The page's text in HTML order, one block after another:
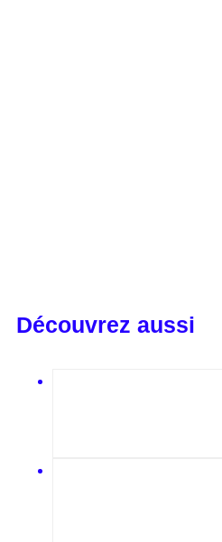
Découvrez aussi